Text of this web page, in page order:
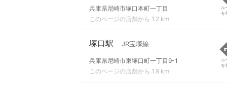
兵庫県尼崎市塚口本町一丁目
このページの店舗から 1.2 km
ル
を
塚口駅 JR宝塚線
兵庫県尼崎市東塚口町一丁目9-1
このページの店舗から 1.9 km
ル
を